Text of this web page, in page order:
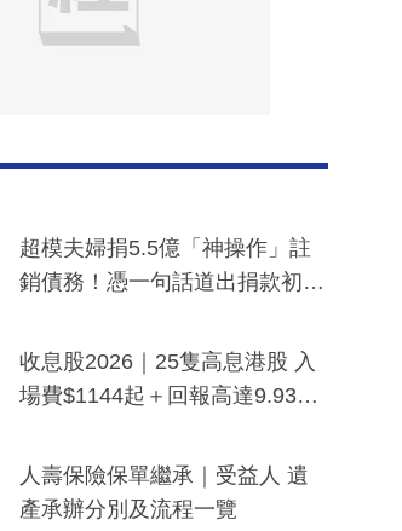
超模夫婦捐5.5億「神操作」註
銷債務！憑一句話道出捐款初
一度被誤當詐騙手段
收息股2026｜25隻高息港股 入
場費$1144起＋回報高達9.93
人壽保險保單繼承｜受益人 遺
產承辦分別及流程一覽